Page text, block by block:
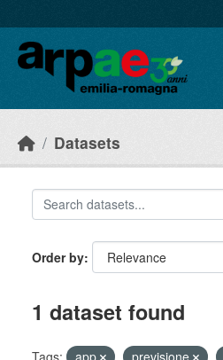
Datasets
Order by
1 dataset found
Tags: app previsione